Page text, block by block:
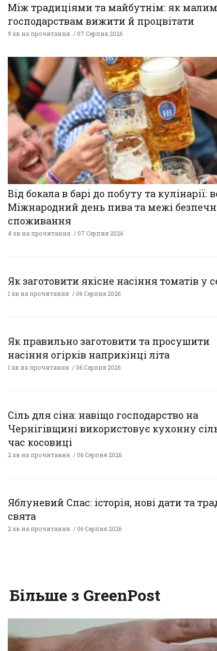
Між традиціями та майбутнім: як малим
господарствам вижити й процвітати
9 хв на прочитання 07 Серпня 2026
Від бокала в барі до побуту та кулінарії:
Міжнародний день пива та межі
споживання
4 хв на прочитання 07 Серпня 2026
Як заготовити якісне насіння томатів у
1 хв на прочитання 06 Серпня 2026
Як правильно заготовити та просушити
насіння огірків наприкінці літа
1 хв на прочитання 06 Серпня 2026
Сіль для сіна: навіщо господарство на
Чернігівщині використовує кухонну
час косовиці
2 хв на прочитання 06 Серпня 2026
Яблуневий Спас: історія, нові дати та
свята
2 хв на прочитання 06 Серпня 2026
Більше з GreenPost